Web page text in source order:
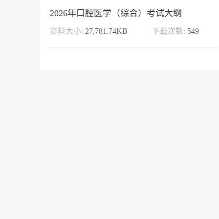
2026年口腔医学（综合）考试大纲
资料大小: 27,781.74KB 下载次数: 549